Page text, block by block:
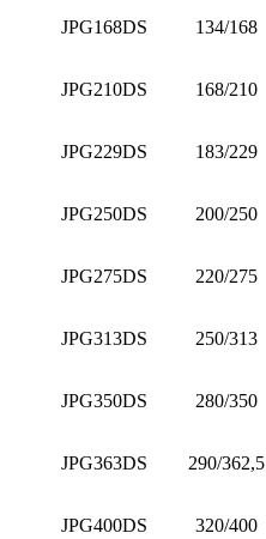
JPG168DS 134/168
JPG210DS 168/210
JPG229DS 183/229
JPG250DS 200/250
JPG275DS 220/275
JPG313DS 250/313
JPG350DS 280/350
JPG363DS 290/362,5
JPG400DS 320/400